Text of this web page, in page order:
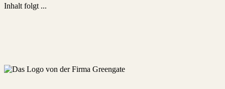
Inhalt folgt ...